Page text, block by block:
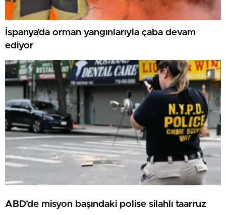
İspanya’da orman yangınlarıyla çaba devam
ediyor
ABD’de misyon başındaki polise silahlı taarruz